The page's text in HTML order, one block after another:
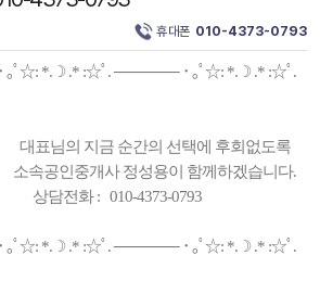
휴대폰 010-4373-0793
:☆ﾟ. ────── ･ ｡ﾟ☆: *.☽ .* :☆ﾟ.
순간의 선택에 후회없도록
정성용이 함께하겠습니다.
4373-0793
:☆ﾟ. ────── ･ ｡ﾟ☆: *.☽ .* :☆ﾟ.